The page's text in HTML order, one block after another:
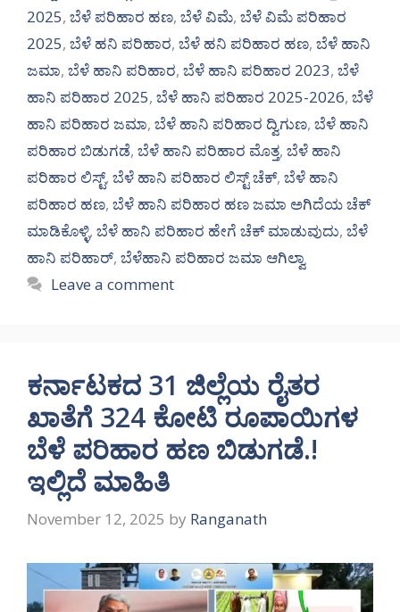
2025, ಬೆಳೆ ಪರಿಹಾರ ಹಣ, ಬೆಳೆ ವಿಮೆ, ಬೆಳೆ ವಿಮೆ ಪರಿಹಾರ
2025, ಬೆಳೆ ಹನಿ ಪರಿಹಾರ, ಬೆಳೆ ಹನಿ ಪರಿಹಾರ ಹಣ, ಬೆಳೆ ಹಾನಿ
ಜಮಾ, ಬೆಳೆ ಹಾನಿ ಪರಿಹಾರ, ಬೆಳೆ ಹಾನಿ ಪರಿಹಾರ 2023, ಬೆಳೆ
ಹಾನಿ ಪರಿಹಾರ 2025, ಬೆಳೆ ಹಾನಿ ಪರಿಹಾರ 2025-2026, ಬೆಳೆ
ಹಾನಿ ಪರಿಹಾರ ಜಮಾ, ಬೆಳೆ ಹಾನಿ ಪರಿಹಾರ ದ್ವಿಗುಣ, ಬೆಳೆ ಹಾನಿ
ಪರಿಹಾರ ಬಿಡುಗಡೆ, ಬೆಳೆ ಹಾನಿ ಪರಿಹಾರ ಮೊತ್ತ, ಬೆಳೆ ಹಾನಿ
ಪರಿಹಾರ ಲಿಸ್ಟ್, ಬೆಳೆ ಹಾನಿ ಪರಿಹಾರ ಲಿಸ್ಟ್ ಚೆಕ್, ಬೆಳೆ ಹಾನಿ
ಪರಿಹಾರ ಹಣ, ಬೆಳೆ ಹಾನಿ ಪರಿಹಾರ ಹಣ ಜಮಾ ಅಗಿದೆಯ ಚೆಕ್
ಮಾಡಿಕೊಳ್ಳಿ, ಬೆಳೆ ಹಾನಿ ಪರಿಹಾರ ಹೇಗೆ ಚೆಕ್ ಮಾಡುವುದು, ಬೆಳೆ
ಹಾನಿ ಪರಿಹಾರ್, ಬೆಳೆಹಾನಿ ಪರಿಹಾರ ಜಮಾ ಆಗಿಲ್ವಾ
Leave a comment
ಕರ್ನಾಟಕದ 31 ಜಿಲ್ಲೆಯ ರೈತರ
ಖಾತೆಗೆ 324 ಕೋಟಿ ರೂಪಾಯಿಗಳ
ಬೆಳೆ ಪರಿಹಾರ ಹಣ ಬಿಡುಗಡೆ.!
ಇಲ್ಲಿದೆ ಮಾಹಿತಿ
November 12, 2025 by Ranganath